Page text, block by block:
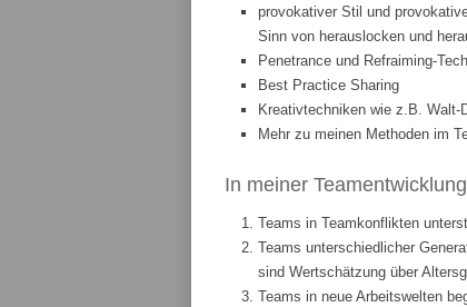
provokativer Stil und
Sinn von herauslocken und
Penetrance und Refraiming-
Best Practice Sharing
Kreativtechniken wie z.B. Walt-
Mehr zu meinen Methoden im
In meiner
Teams in Teamkonflikten
Teams unterschiedlicher
sind Wertschätzung über
Teams in neue Arbeitswelten